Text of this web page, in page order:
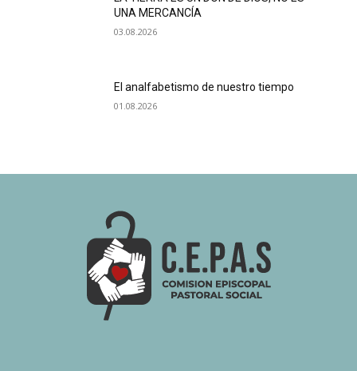
UNA MERCANCÍA
03.08.2026
El analfabetismo de nuestro tiempo
01.08.2026